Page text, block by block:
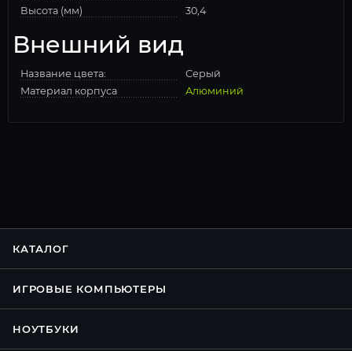
Высота (мм)
30,4
Внешний вид
Название цвета:
Серый
Материал корпуса
Алюминий
КАТАЛОГ
ИГРОВЫЕ КОМПЬЮТЕРЫ
НОУТБУКИ